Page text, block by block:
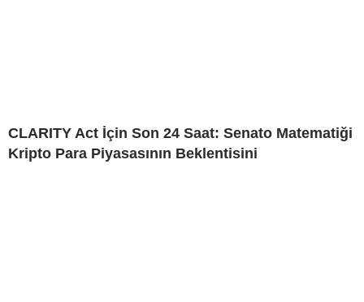
CLARITY Act İçin Son 24 Saat: Senato Matematiği
Kripto Para Piyasasının Beklentisini